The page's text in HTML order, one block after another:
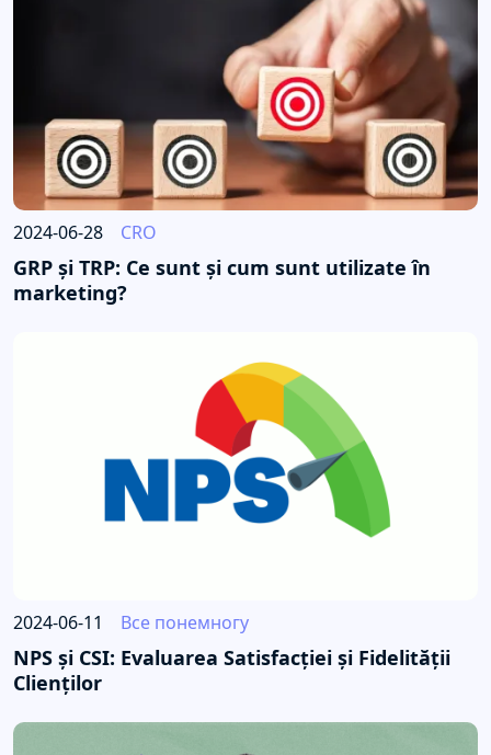
2024-06-28 CRO
GRP și TRP: Ce sunt și cum sunt utilizate în
marketing?
2024-06-11 Все понемногу
NPS și CSI: Evaluarea Satisfacției și Fidelității
Clienților